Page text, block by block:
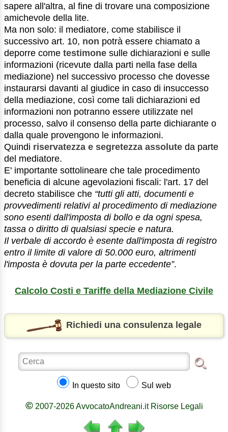
sapere all'altra, al fine di trovare una composizione
amichevole della lite.
Ma non solo: il mediatore, come stabilisce il
successivo art. 10, non potrà essere chiamato a
deporre come testimone sulle dichiarazioni e sulle
informazioni (ricevute dalla parti nella fase della
mediazione) nel successivo processo che dovesse
instaurarsi davanti al giudice in caso di insuccesso
della mediazione, così come tali dichiarazioni ed
informazioni non potranno essere utilizzate nel
processo, salvo il consenso della parte dichiarante o
dalla quale provengono le informazioni.
Quindi riservatezza e segretezza assolute da parte
del mediatore.
E' importante sottolineare che tale procedimento
beneficia di alcune agevolazioni fiscali: l'art. 17 del
decreto stabilisce che “tutti gli atti, documenti e
provvedimenti relativi al procedimento di mediazione
sono esenti dall'imposta di bollo e da ogni spesa,
tassa o diritto di qualsiasi specie e natura.
Il verbale di accordo è esente dall'imposta di registro
entro il limite di valore di 50.000 euro, altrimenti
l'imposta è dovuta per la parte eccedente”.
Calcolo Costi e Tariffe della Mediazione Civile
Richiedi una consulenza legale
In questo sito Sul web
©2007-2026 AvvocatoAndreani.it Risorse Legali